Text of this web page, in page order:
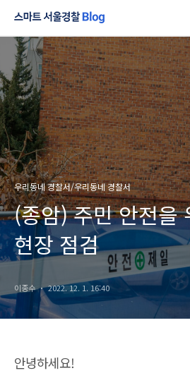
우리동네 경찰서/우리동네 경찰서
(종암) 주민 안전을
현장 점검
이종수 2022. 12. 1. 16:40
안녕하세요!